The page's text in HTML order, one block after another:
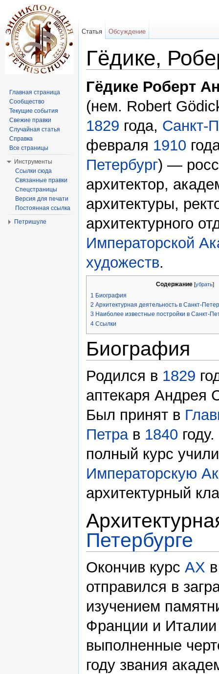
Гёдике,
Гёдике Роберт
(нем. Robert
1829 года, Санкт-
февраля 1910
Петербург) —
архитектор,
архитектуры,
архитектурного
Императорской
художеств.
Содержание [убрать]
1 Биография
2 Архитектурная деятельность в Санкт-
3 Наиболее известные постройки в Санкт-
4 Ссылки
Биография
Родился в 1829
аптекаря Андрея
Был принят в
Петрав 1840
полный курс
Императорскую
архитектурный
Петербурге
Окончив курс АХ
отправился в
изучением
Франции и
выполненные
году звания
Статья Обсуждение
Главная страница
Сообщество
Текущие события
Свежие правки
Случайная статья
Справка
Все страницы
Инструменты
Ссылки сюда
Связанные правки
Спецстраницы
Версия для печати
Постоянная ссылка
Петришуле